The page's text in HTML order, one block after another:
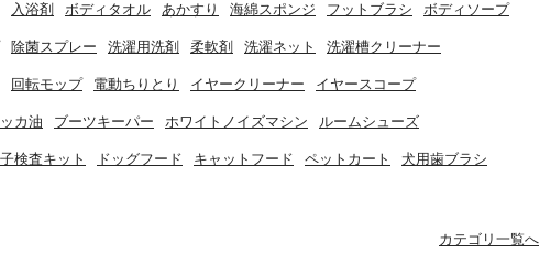
入浴剤 ボディタオル あかすり 海綿スポンジ フットブラシ ボディソープ
除菌スプレー 洗濯用洗剤 柔軟剤 洗濯ネット 洗濯槽クリーナー
回転モップ 電動ちりとり イヤークリーナー イヤースコープ
カ油 ブーツキーパー ホワイトノイズマシン ルームシューズ
検査キット ドッグフード キャットフード ペットカート 犬用歯ブラシ
カテゴリ一覧へ